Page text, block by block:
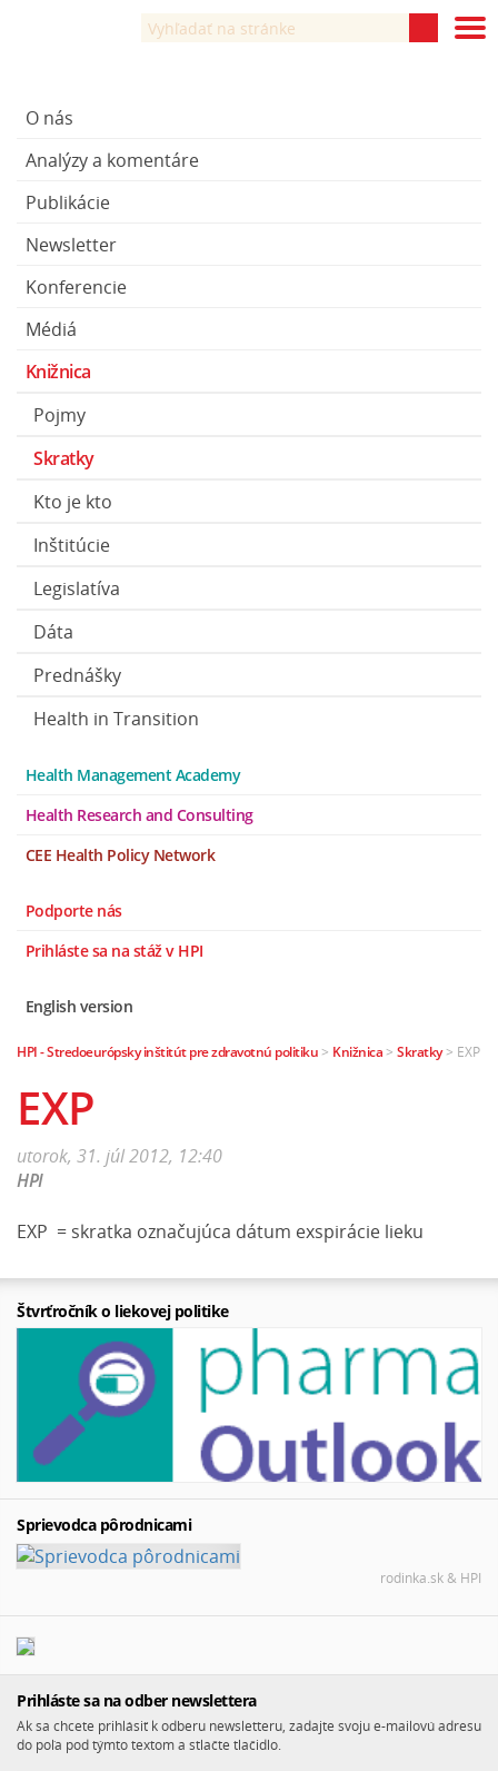
O nás
Analýzy a komentáre
Publikácie
Newsletter
Konferencie
Médiá
Knižnica
Pojmy
Skratky
Kto je kto
Inštitúcie
Legislatíva
Dáta
Prednášky
Health in Transition
Health Management Academy
Health Research and Consulting
CEE Health Policy Network
Podporte nás
Prihláste sa na stáž v HPI
English version
HPI - Stredoeurópsky inštitút pre zdravotnú politiku > Knižnica > Skratky> EXP
EXP
utorok, 31. júl 2012, 12:40
HPI
EXP = skratka označujúca dátum exspirácie lieku
Štvrťročník o liekovej politike
Sprievodca pôrodnicami
rodinka.sk & HPI
Prihláste sa na odber newslettera
Ak sa chcete prihlásiť k odberu newsletteru, zadajte svoju e-mailovú adresu
do poľa pod týmto textom a stlačte tlačidlo.